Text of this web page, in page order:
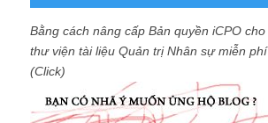
Bằng cách nâng cấp Bản quyền iCPO cho
thư viện tài liệu Quản trị Nhân sự miễn phí
(Click)